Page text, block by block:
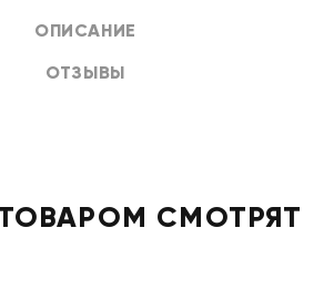
ОПИСАНИЕ
ОТЗЫВЫ
СМОТРЯТ